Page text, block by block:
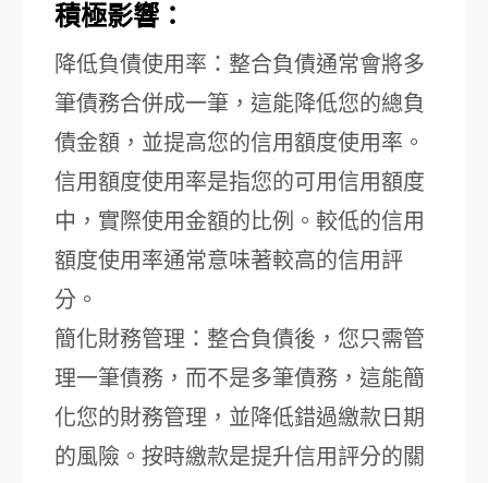
積極影響：
降低負債使用率：整合負債通常會將多
筆債務合併成一筆，這能降低您的總負
債金額，並提高您的信用額度使用率。
信用額度使用率是指您的可用信用額度
中，實際使用金額的比例。較低的信用
額度使用率通常意味著較高的信用評
分。
簡化財務管理：整合負債後，您只需管
理一筆債務，而不是多筆債務，這能簡
化您的財務管理，並降低錯過繳款日期
的風險。按時繳款是提升信用評分的關